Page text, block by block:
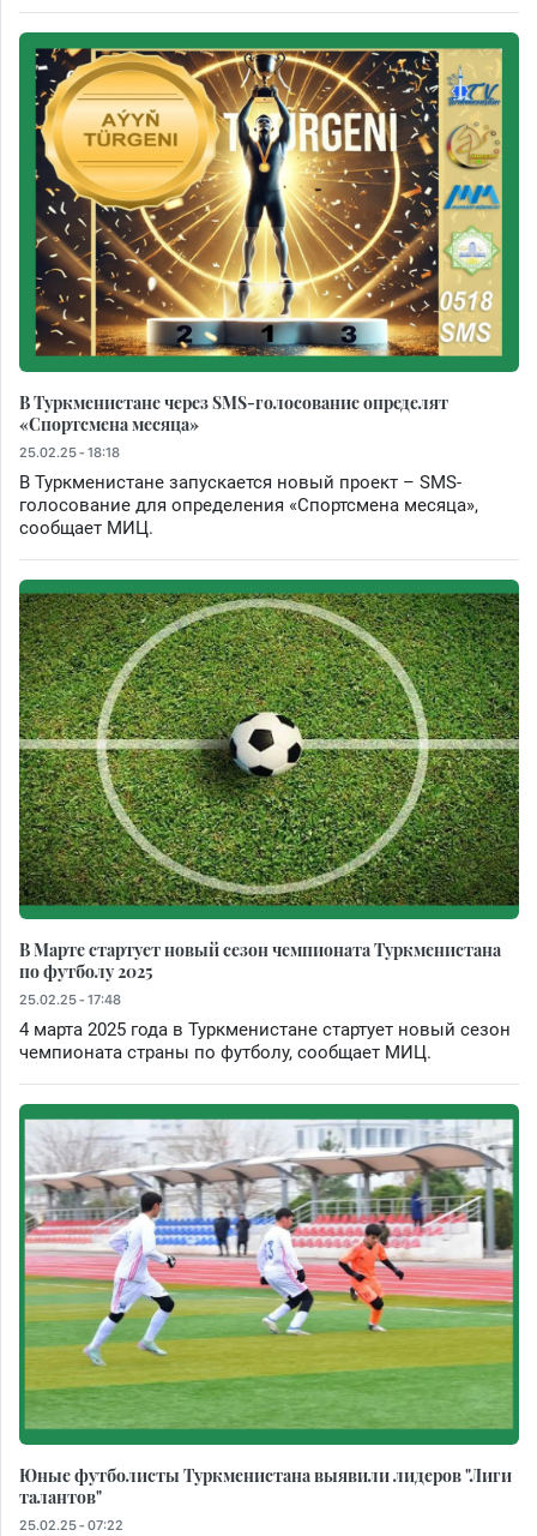
В Туркменистане через SMS-голосование определят
«Спортсмена месяца»
25.02.25 - 18:18
В Туркменистане запускается новый проект – SMS-
голосование для определения «Спортсмена месяца»,
сообщает МИЦ.
В Марте стартует новый сезон чемпионата Туркменистана
по футболу 2025
25.02.25 - 17:48
4 марта 2025 года в Туркменистане стартует новый сезон
чемпионата страны по футболу, сообщает МИЦ.
Юные футболисты Туркменистана выявили лидеров "Лиги
талантов"
25.02.25 - 07:22